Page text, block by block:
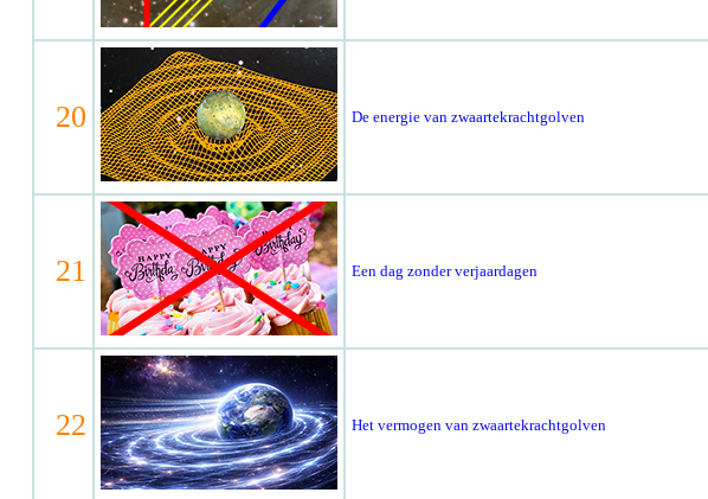
20 De energie van zwaartekrachtgolven
21 Een dag zonder verjaardagen
22 Het vermogen van zwaartekrachtgolven